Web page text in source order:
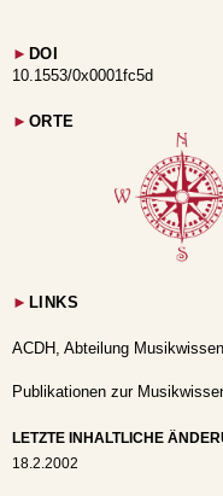
► DOI
10.1553/0x0001fc5d
► ORTE
► LINKS
ACDH, Abteilung
Publikationen zur
LETZTE INHALTLICHE
18.2.2002